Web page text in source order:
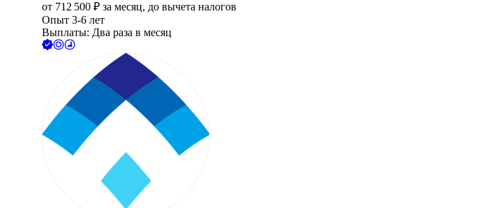
от 712 500 ₽ за месяц, до вычета налогов
Опыт 3-6 лет
Выплаты: Два раза в месяц